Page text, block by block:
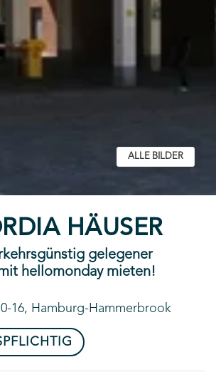
ALLE BILDER
HÄUSER
gelegener
hellomonday mieten!
16, Hamburg-Hammerbrook